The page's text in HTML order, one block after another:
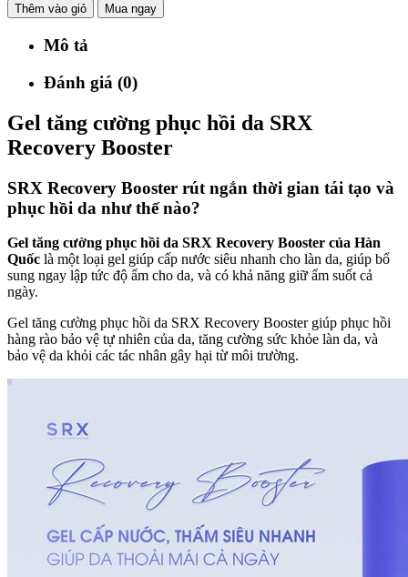
Thêm vào giỏ Mua ngay
Mô tả
Đánh giá (0)
Gel tăng cường phục hồi da SRX
Recovery Booster
SRX Recovery Booster rút ngắn thời gian tái tạo và
phục hồi da như thế nào?
Gel tăng cường phục hồi da SRX Recovery Booster của Hàn
Quốc là một loại gel giúp cấp nước siêu nhanh cho làn da, giúp bổ
sung ngay lập tức độ ẩm cho da, và có khả năng giữ ẩm suốt cả
ngày.
Gel tăng cường phục hồi da SRX Recovery Booster giúp phục hồi
hàng rào bảo vệ tự nhiên của da, tăng cường sức khỏe làn da, và
bảo vệ da khỏi các tác nhân gây hại từ môi trường.